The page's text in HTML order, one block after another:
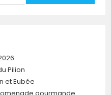
Pilion
et Eubée